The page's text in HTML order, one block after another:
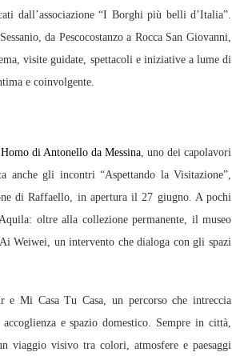
dall’associazione “I Borghi più belli d’Italia”.
da Pescocostanzo a Rocca San Giovanni,
visite guidate, spettacoli e iniziative a lume di
e coinvolgente.
di Antonello da Messina , uno dei capolavori
anche gli incontri “Aspettando la Visitazione”,
di Raffaello, in apertura il 27 giugno. A pochi
oltre alla collezione permanente, il museo
Weiwei, un intervento che dialoga con gli spazi
e Mi Casa Tu Casa, un percorso che intreccia
e spazio domestico. Sempre in città,
viaggio visivo tra colori, atmosfere e paesaggi